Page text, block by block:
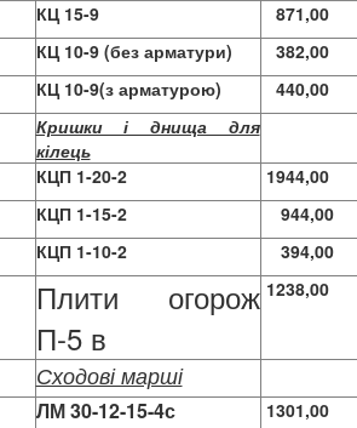
КЦ 15-9
871,00
КЦ 10-9 (без арматури)
382,00
КЦ 10-9(з арматурою)
440,00
Кришки і днища для
кілець
КЦП 1-20-2
1944,00
КЦП 1-15-2
944,00
КЦП 1-10-2
394,00
Плити огорож
П-5 в
1238,00
Сходові марші
ЛМ 30-12-15-4с
1301,00